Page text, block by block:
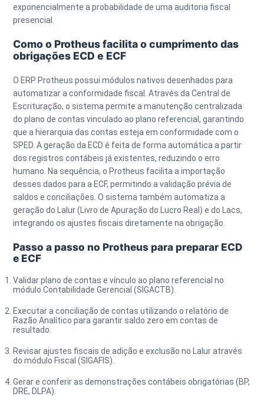
exponencialmente a probabilidade de uma auditoria fiscal
presencial.
Como o Protheus facilita o cumprimento das
obrigações ECD e ECF
O ERP Protheus possui módulos nativos desenhados para
automatizar a conformidade fiscal. Através daCentral de
Escrituração, o sistema permite a manutenção centralizada
do plano de contas vinculado ao plano referencial, garantindo
que a hierarquia das contas esteja em conformidade com o
SPED. A geração da ECD é feita de forma automática a partir
dos registros contábeis já existentes, reduzindo o erro
humano. Na sequência, o Protheus facilita a importação
desses dados para a ECF, permitindo a validação prévia de
saldos e conciliações. O sistema também automatiza a
geração do Lalur (Livro de Apuração do Lucro Real) e do Lacs,
integrando os ajustes fiscais diretamente na obrigação.
Passo a passo no Protheus para preparar ECD
e ECF
Validar plano de contas e vínculo ao plano referencial no
móduloContabilidade Gerencial (SIGACTB).
Executar a conciliação de contas utilizando o relatório de
Razão Analítico para garantir saldo zero em contas de
resultado.
Revisar ajustes fiscais de adição e exclusão no Lalur através
do módulo Fiscal (SIGAFIS).
Gerar e conferir as demonstrações contábeis obrigatórias (BP,
DRE, DLPA).